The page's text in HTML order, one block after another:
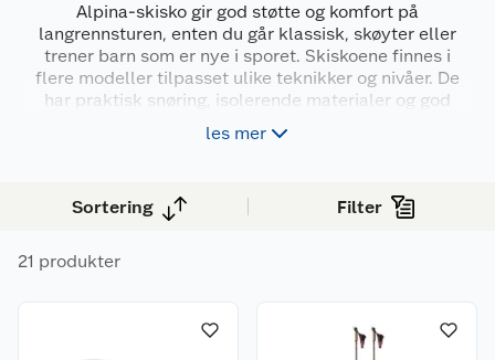
Alpina-skisko gir god støtte og komfort på
langrennsturen, enten du går klassisk, skøyter eller
trener barn som er nye i sporet. Skiskoene finnes i
flere modeller tilpasset ulike teknikker og nivåer. De
har praktisk snøring, isolerende materialer og god
passform for norske vinterforhold. Alpina passer for
deg som vil ha solide og funksjonelle skisko til både
les mer
Sortering Filter
21 produkter